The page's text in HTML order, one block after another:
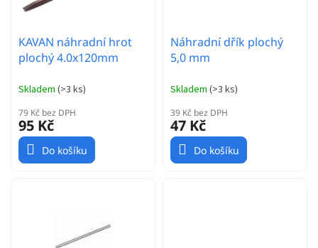
ů
KAVAN náhradní hrot
plochý 4.0x120mm
Skladem (>3 ks)
79 Kč bez DPH
95 Kč
Do košíku
Náhradní dřík plochý
5,0 mm
Skladem (>3 ks)
39 Kč bez DPH
47 Kč
Do košíku